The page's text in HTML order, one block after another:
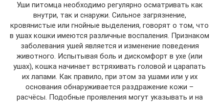
Уши питомца необходимо регулярно осматривать как
внутри, так и снаружи. Сильное загрязнение,
кровянистые или гнойные выделения, говорят о том, что
в ушах кошки имеются различные воспаления. Признаком
заболевания ушей является и изменение поведения
животного. Испытывая боль и дискомфорт в ухе (или
ушах), кошка начинает встряхивать головой и царапать
их лапами. Как правило, при этом за ушами или у их
основания обнаруживается раздражение кожи –
расчёсы. Подобные проявления могут указывать и на